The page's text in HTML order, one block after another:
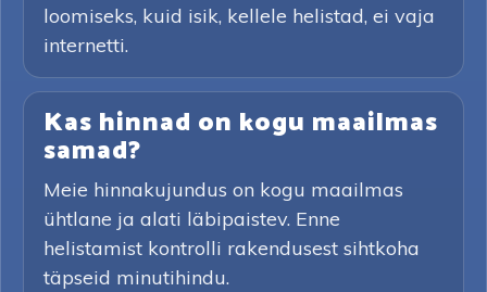
loomiseks, kuid isik, kellele helistad, ei vaja
internetti.
Kas hinnad on kogu maailmas
samad?
Meie hinnakujundus on kogu maailmas
ühtlane ja alati läbipaistev. Enne
helistamist kontrolli rakendusest sihtkoha
täpseid minutihindu.